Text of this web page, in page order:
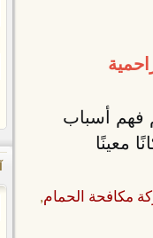
فهم أسباب
معينًا
مكافحة الحمام,